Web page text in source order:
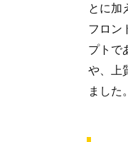
とに加
フロン
プトで
や、上
ました。